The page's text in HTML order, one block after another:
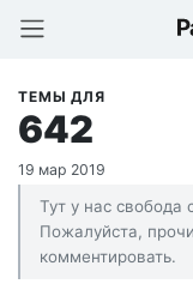
ТЕМЫ ДЛЯ
642
19 мар 2019
Тут у нас свобода
Пожалуйста,
комментировать.